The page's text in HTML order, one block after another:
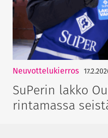
Neuvottelukierros
SuPerin lakko
rintamassa